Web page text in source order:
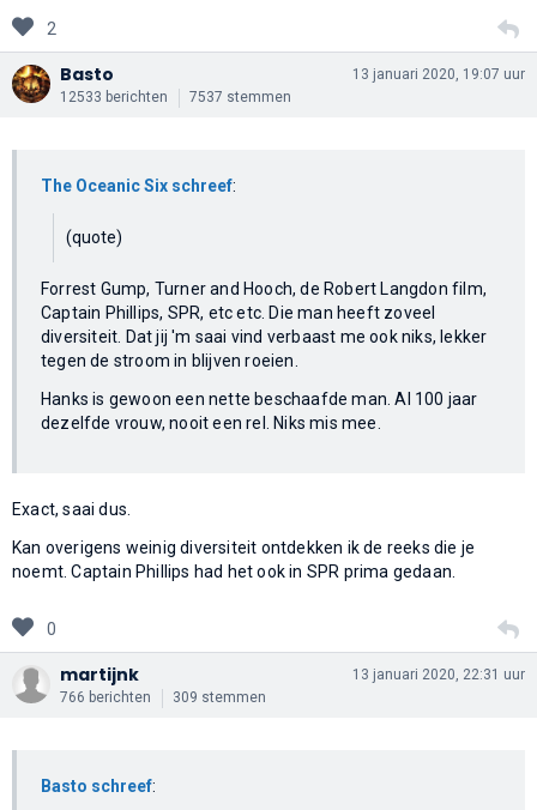
2
Basto
12533 berichten 7537 stemmen
13 januari 2020, 19:07 uur
The Oceanic Six schreef:
(quote)
Forrest Gump, Turner and Hooch, de Robert Langdon film,
Captain Phillips, SPR, etc etc. Die man heeft zoveel
diversiteit. Dat jij 'm saai vind verbaast me ook niks, lekker
tegen de stroom in blijven roeien.
Hanks is gewoon een nette beschaafde man. Al 100 jaar
dezelfde vrouw, nooit een rel. Niks mis mee.
Exact, saai dus.
Kan overigens weinig diversiteit ontdekken ik de reeks die je
noemt. Captain Phillips had het ook in SPR prima gedaan.
0
martijnk
766 berichten 309 stemmen
13 januari 2020, 22:31 uur
Basto schreef: